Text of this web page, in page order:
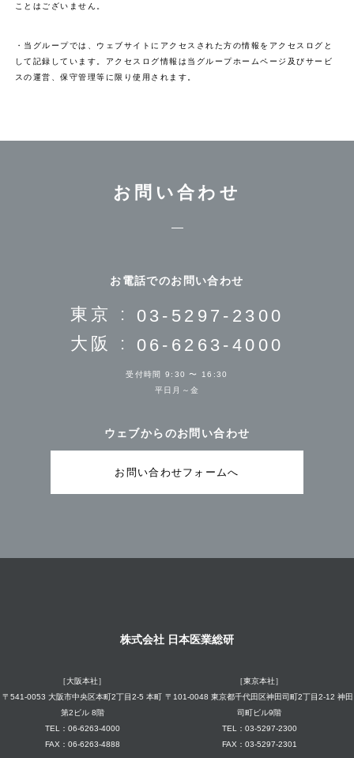
ことはございません。
・当グループでは、ウェブサイトにアクセスされた方の情報をアクセスログと
して記録しています。アクセスログ情報は当グループホームページ及びサービ
スの運営、保守管理等に限り使用されます。
お問い合わせ
お電話でのお問い合わせ
東京 : 03-5297-2300
大阪 : 06-6263-4000
受付時間 9:30 〜 16:30
平日月～金
ウェブからのお問い合わせ
お問い合わせフォームへ
株式会社 日本医業総研
［大阪本社］
〒541-0053 大阪市中央区本町2丁目2-5 本町
第2ビル 8階
TEL：06-6263-4000
FAX：06-6263-4888
［東京本社］
〒101-0048 東京都千代田区神田司町2丁目2-12 神田
司町ビル9階
TEL：03-5297-2300
FAX：03-5297-2301